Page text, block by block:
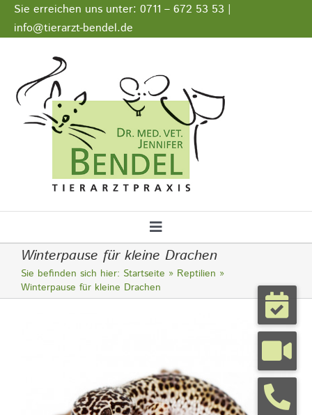
Zum
Inhalt
Sie erreichen uns unter: 0711 – 672 53 53 |
info@tierarzt-bendel.de
Stellenangebote
Impressum
Datenschutz
Toggle
Navigation
Startseite
Tierhalterinfos
Winterpause für kleine Drachen
Sie befinden sich hier: Startseite
Reptilien
Winterpause für kleine Drachen